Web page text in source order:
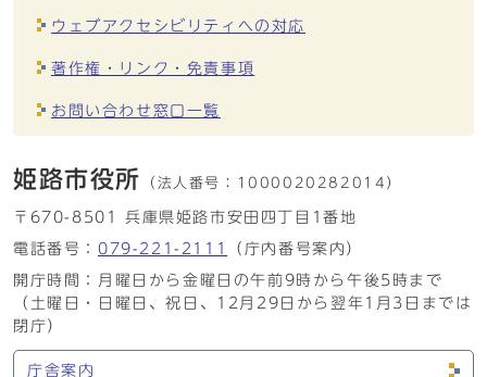
ウェブアクセシビリティへの対応
著作権・リンク・免責事項
お問い合わせ窓口一覧
姫路市役所 （法人番号： 1000020282014）
〒670-8501 兵庫県姫路市安田四丁目1番地
電話番号： 079-221-2111
（庁内番号案内）
開庁時間：月曜日から金曜日の午前9時から午後5時まで
（土曜日・日曜日、祝日、12月29日から翌年1月3日までは
閉庁）
庁舎案内